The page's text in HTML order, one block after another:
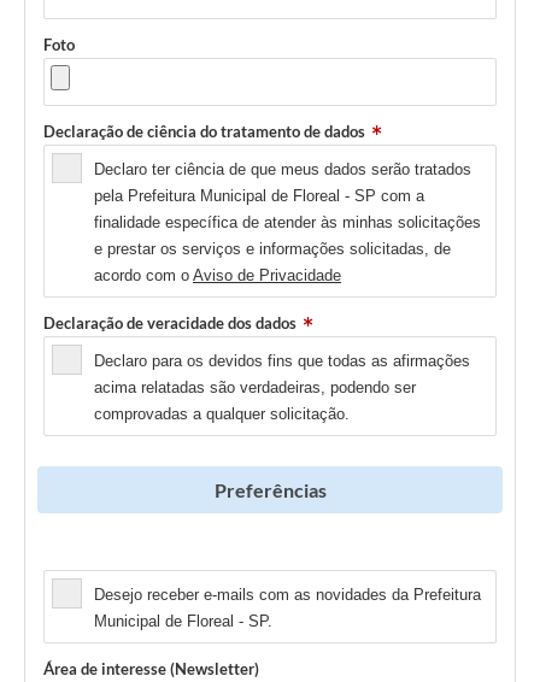
Foto
Declaração de ciência do tratamento de dados
Declaro ter ciência de que meus dados serão tratados
pela Prefeitura Municipal de Floreal - SP com a
finalidade específica de atender às minhas solicitações
e prestar os serviços e informações solicitadas, de
acordo com o Aviso de Privacidade
Declaração de veracidade dos dados
Declaro para os devidos fins que todas as afirmações
acima relatadas são verdadeiras, podendo ser
comprovadas a qualquer solicitação.
Preferências
Desejo receber e-mails com as novidades da Prefeitura
Municipal de Floreal - SP.
Área de interesse (Newsletter)